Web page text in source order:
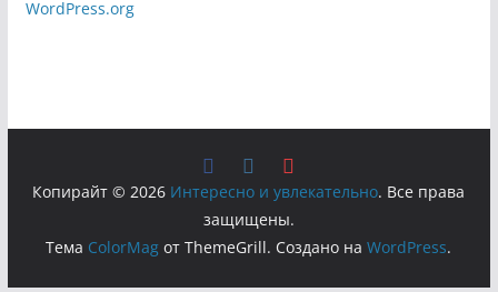
WordPress.org
Копирайт © 2026 Интересно и увлекательно. Все права
защищены.
Тема ColorMag от ThemeGrill. Создано наWordPress.